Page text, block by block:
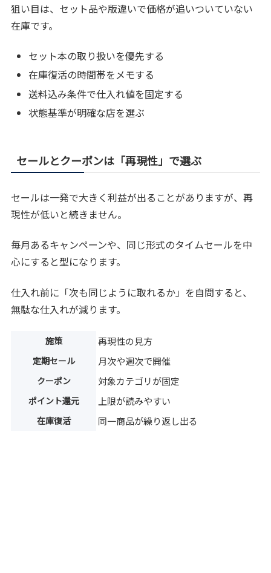
狙い目は、セット品や版違いで価格が追いついていない
在庫です。
セット本の取り扱いを優先する
在庫復活の時間帯をメモする
送料込み条件で仕入れ値を固定する
状態基準が明確な店を選ぶ
セールとクーポンは「再現性」で選ぶ
セールは一発で大きく利益が出ることがありますが、再
現性が低いと続きません。
毎月あるキャンペーンや、同じ形式のタイムセールを中
心にすると型になります。
仕入れ前に「次も同じように取れるか」を自問すると、
無駄な仕入れが減ります。
施策 再現性の見方
定期セール 月次や週次で開催
クーポン 対象カテゴリが固定
ポイント還元 上限が読みやすい
在庫復活 同一商品が繰り返し出る